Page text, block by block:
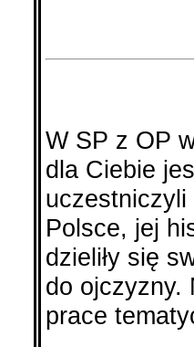
W SP z OP
dla Ciebie
Polsce, jej
dzieliły się
do ojczyzny.
prace